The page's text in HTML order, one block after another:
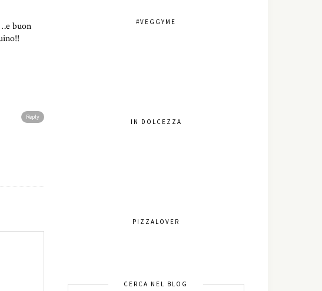
buon
Reply
#VEGGYME
IN DOLCEZZA
PIZZALOVER
CERCA NEL BLOG